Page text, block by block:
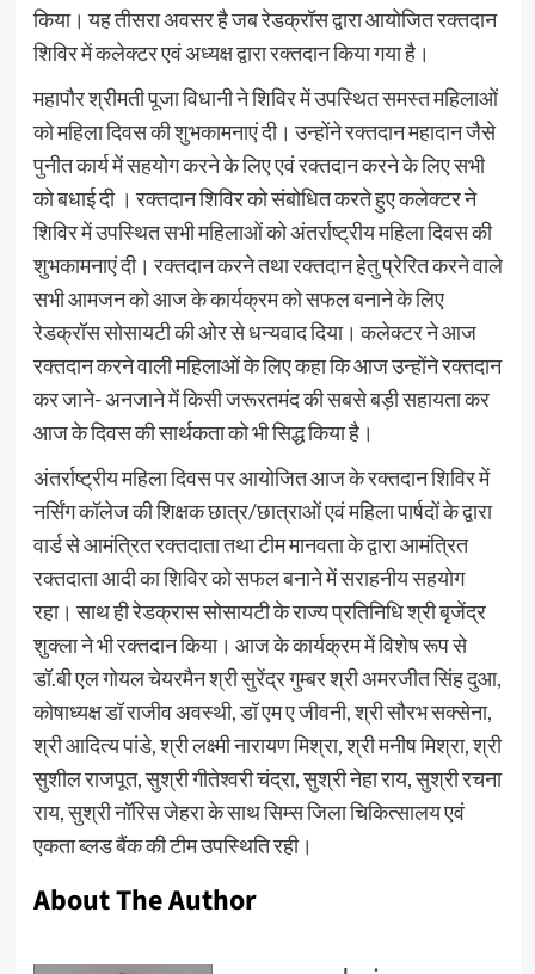
किया। यह तीसरा अवसर है जब रेडक्रॉस द्वारा आयोजित रक्तदान
शिविर में कलेक्टर एवं अध्यक्ष द्वारा रक्तदान किया गया है।
महापौर श्रीमती पूजा विधानी ने शिविर में उपस्थित समस्त महिलाओं
को महिला दिवस की शुभकामनाएं दी। उन्होंने रक्तदान महादान जैसे
पुनीत कार्य में सहयोग करने के लिए एवं रक्तदान करने के लिए सभी
को बधाई दी । रक्तदान शिविर को संबोधित करते हुए कलेक्टर ने
शिविर में उपस्थित सभी महिलाओं को अंतर्राष्ट्रीय महिला दिवस की
शुभकामनाएं दी। रक्तदान करने तथा रक्तदान हेतु प्रेरित करने वाले
सभी आमजन को आज के कार्यक्रम को सफल बनाने के लिए
रेडक्रॉस सोसायटी की ओर से धन्यवाद दिया। कलेक्टर ने आज
रक्तदान करने वाली महिलाओं के लिए कहा कि आज उन्होंने रक्तदान
कर जाने- अनजाने में किसी जरूरतमंद की सबसे बड़ी सहायता कर
आज के दिवस की सार्थकता को भी सिद्ध किया है।
अंतर्राष्ट्रीय महिला दिवस पर आयोजित आज के रक्तदान शिविर में
नर्सिंग कॉलेज की शिक्षक छात्र/छात्राओं एवं महिला पार्षदों के द्वारा
वार्ड से आमंत्रित रक्तदाता तथा टीम मानवता के द्वारा आमंत्रित
रक्तदाता आदी का शिविर को सफल बनाने में सराहनीय सहयोग
रहा। साथ ही रेडक्रास सोसायटी के राज्य प्रतिनिधि श्री बृजेंद्र
शुक्ला ने भी रक्तदान किया। आज के कार्यक्रम में विशेष रूप से
डॉ.बी एल गोयल चेयरमैन श्री सुरेंद्र गुम्बर श्री अमरजीत सिंह दुआ,
कोषाध्यक्ष डॉ राजीव अवस्थी, डॉ एम ए जीवनी, श्री सौरभ सक्सेना,
श्री आदित्य पांडे, श्री लक्ष्मी नारायण मिश्रा, श्री मनीष मिश्रा, श्री
सुशील राजपूत, सुश्री गीतेश्वरी चंद्रा, सुश्री नेहा राय, सुश्री रचना
राय, सुश्री नॉरिस जेहरा के साथ सिम्स जिला चिकित्सालय एवं
एकता ब्लड बैंक की टीम उपस्थिति रही।
About The Author